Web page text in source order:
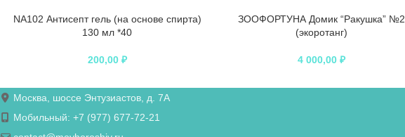
NA102 Антисепт гель (на основе спирта)
130 мл *40
200,00 ₽
ЗООФОРТУНА Домик “Ракушка” №2
(экоротанг)
4 000,00₽
Москва, шоссе Энтузиастов, д. 7А
Мобильный: +7 (977) 677-72-21